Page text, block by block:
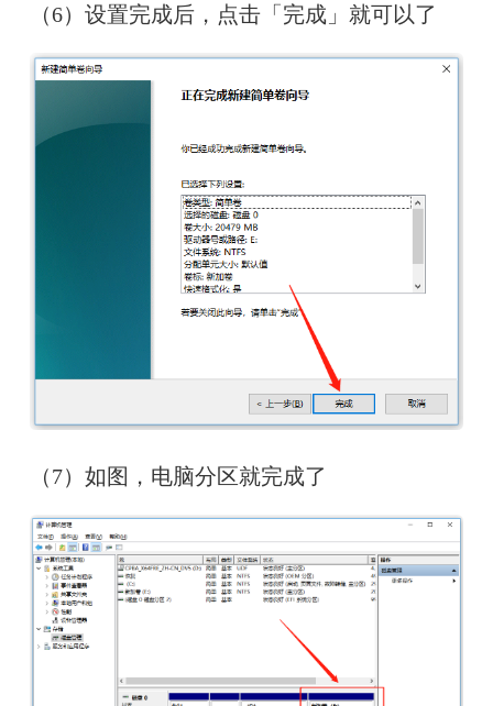
（6）设置完成后，点击「完成」就可以了
（7）如图，电脑分区就完成了